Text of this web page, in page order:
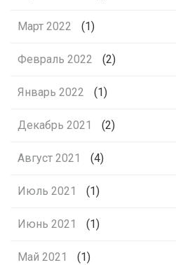
Март 2022 (1)
Февраль 2022 (2)
Январь 2022 (1)
Декабрь 2021 (2)
Август 2021 (4)
Июль 2021 (1)
Июнь 2021 (1)
Май 2021 (1)